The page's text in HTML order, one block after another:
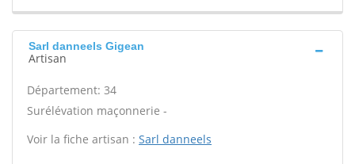
Sarl danneels Gigean
Artisan
Département: 34
Surélévation maçonnerie -
Voir la fiche artisan : Sarl danneels